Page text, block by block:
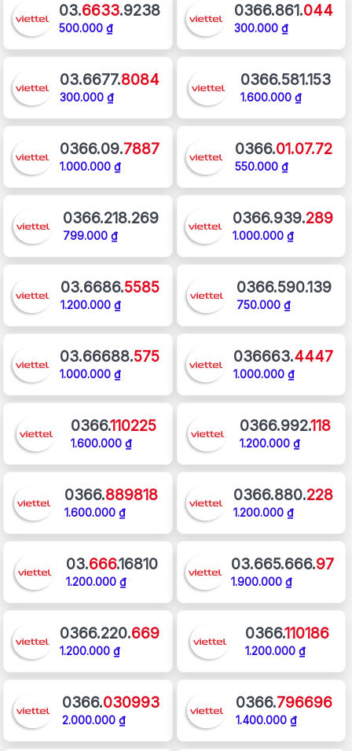
03.6633.9238
500.000 ₫
0366.861.044
300.000 ₫
03.6677.8084
300.000 ₫
0366.581.153
1.600.000 ₫
0366.09.7887
1.000.000 ₫
0366.01.07.72
550.000 ₫
0366.218.269
799.000 ₫
0366.939.289
1.000.000 ₫
03.6686.5585
1.200.000 ₫
0366.590.139
750.000 ₫
03.66688.575
1.000.000 ₫
036663.4447
1.000.000 ₫
0366.110225
1.600.000 ₫
0366.992.118
1.200.000 ₫
0366.889818
1.600.000 ₫
0366.880.228
1.200.000 ₫
03.666.16810
1.200.000 ₫
03.665.666.97
1.900.000 ₫
0366.220.669
1.200.000 ₫
0366.110186
1.200.000 ₫
0366.030993
2.000.000 ₫
0366.796696
1.400.000 ₫